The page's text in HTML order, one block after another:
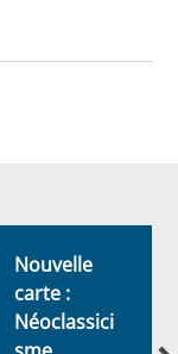
Nouvelle
carte :
Néoclassici